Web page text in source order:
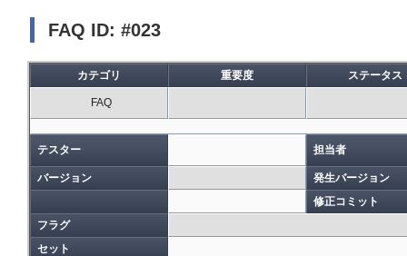
FAQ ID: #023
カテゴリ 重要度 ステータス
FAQ
テスター 担当者
バージョン
発生バージョン
修正コミット
フラグ
セット